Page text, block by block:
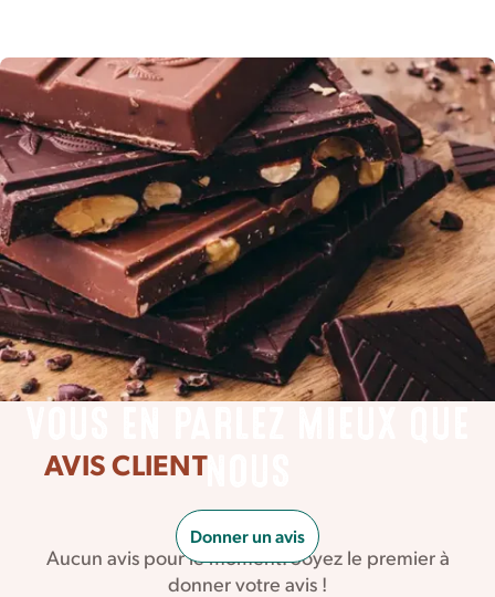
NOUS
Donner un avis
AVIS CLIENT
Aucun avis pour le moment. Soyez le premier à
donner votre avis !